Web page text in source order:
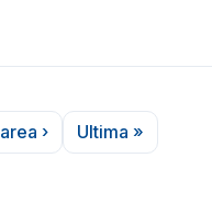
următoare
›
Ultima pagină
Ultima »